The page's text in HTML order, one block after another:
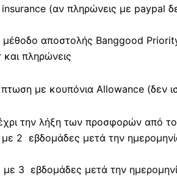
(αν πληρώνεις με paypal
μέθοδο αποστολής Banggood
πληρώνεις
με κουπόνια Allowance (δεν
την λήξη των προσφορών από
2 εβδομάδες μετά την
3 εβδομάδες μετά την